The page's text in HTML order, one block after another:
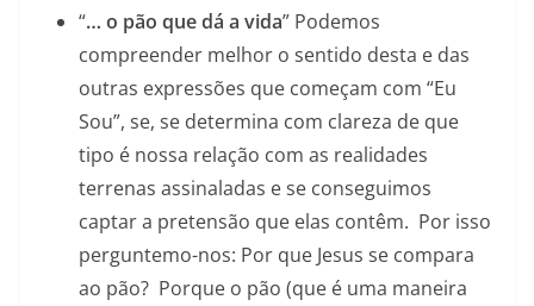
“… o pão que dá a vida” Podemos
compreender melhor o sentido desta e das
outras expressões que começam com “Eu
Sou”, se, se determina com clareza de que
tipo é nossa relação com as realidades
terrenas assinaladas e se conseguimos
captar a pretensão que elas contêm. Por isso
perguntemo-nos: Por que Jesus se compara
ao pão? Porque o pão (que é uma maneira